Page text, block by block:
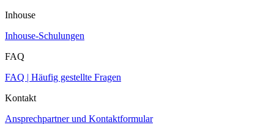
Inhouse
Inhouse-Schulungen
FAQ
FAQ | Häufig gestellte Fragen
Kontakt
Ansprechpartner und Kontaktformular